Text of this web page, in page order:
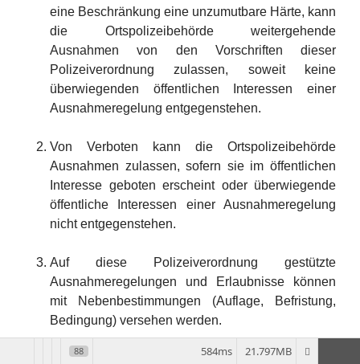
eine Beschränkung eine unzumutbare Härte, kann
die Ortspolizeibehörde weitergehende
Ausnahmen von den Vorschriften dieser
Polizeiverordnung zulassen, soweit keine
überwiegenden öffentlichen Interessen einer
Ausnahmeregelung entgegenstehen.
Von Verboten kann die Ortspolizeibehörde
Ausnahmen zulassen, sofern sie im öffentlichen
Interesse geboten erscheint oder überwiegende
öffentliche Interessen einer Ausnahmeregelung
nicht entgegenstehen.
Auf diese Polizeiverordnung gestützte
Ausnahmeregelungen und Erlaubnisse können
mit Nebenbestimmungen (Auflage, Befristung,
Bedingung) versehen werden.
88 21.797MB
584ms